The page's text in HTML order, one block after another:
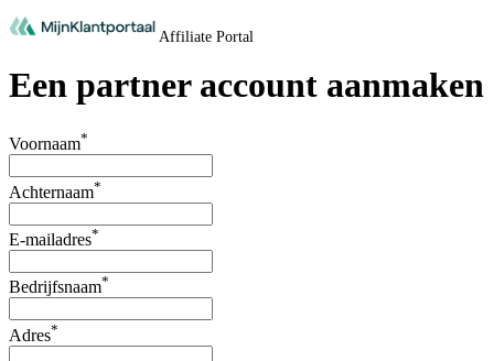
Affiliate Portal
Een partner account aanmaken
Voornaam*
Achternaam*
E-mailadres*
Bedrijfsnaam*
Adres*